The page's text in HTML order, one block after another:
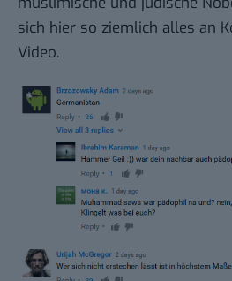
sich hier so ziemlich alles an
Video.